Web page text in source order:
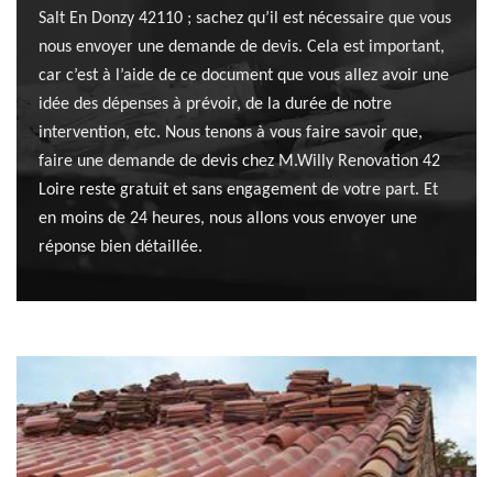
Salt En Donzy 42110 ; sachez qu’il est nécessaire que vous
nous envoyer une demande de devis. Cela est important,
car c’est à l’aide de ce document que vous allez avoir une
idée des dépenses à prévoir, de la durée de notre
intervention, etc. Nous tenons à vous faire savoir que,
faire une demande de devis chez M.Willy Renovation 42
Loire reste gratuit et sans engagement de votre part. Et
en moins de 24 heures, nous allons vous envoyer une
réponse bien détaillée.